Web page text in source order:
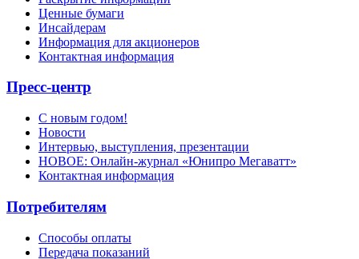
Ценные бумаги
Инсайдерам
Информация для акционеров
Контактная информация
Пресс-центр
С новым годом!
Новости
Интервью, выступления, презентации
НОВОЕ: Онлайн-журнал «Юнипро Мегаватт»
Контактная информация
Потребителям
Способы оплаты
Передача показаний